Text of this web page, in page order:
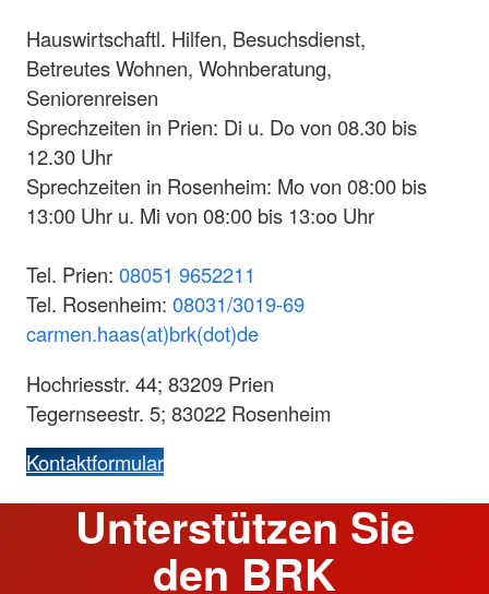
Hauswirtschaftl. Hilfen, Besuchsdienst,
Betreutes Wohnen, Wohnberatung,
Seniorenreisen
Sprechzeiten in Prien: Di u. Do von 08.30 bis
12.30 Uhr
Sprechzeiten in Rosenheim: Mo von 08:00 bis
13:00 Uhr u. Mi von 08:00 bis 13:oo Uhr
Tel. Prien: 08051 9652211
Tel. Rosenheim: 08031/3019-69
carmen.haas(at)brk(dot)de
Hochriesstr. 44; 83209 Prien
Tegernseestr. 5; 83022 Rosenheim
Kontaktformular
Unterstützen Sie
den BRK